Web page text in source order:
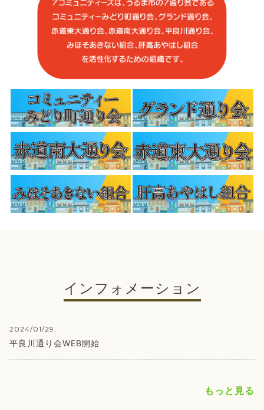
インフォメーション
2024/01/29
平良川通り会WEB開始
もっと見る